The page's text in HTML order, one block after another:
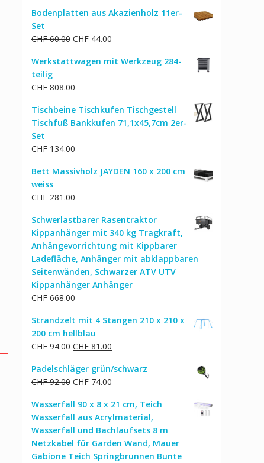
war:
ist:
Bodenplatten aus Akazienholz 11er-
Set
CHF60.00 Ursprünglicher
war:
CHF 44.00
ist:
Werkstattwagen mit Werkzeug 284-
teilig
CHF 808.00
Tischbeine Tischkufen Tischgestell
Tischfuß Bankkufen 71,1x45,7cm 2er-
Set
CHF 134.00
Bett Massivholz JAYDEN 160 x 200 cm
weiss
CHF 281.00
Schwerlastbarer Rasentraktor
Kippanhänger mit 340 kg Tragkraft,
Anhängevorrichtung mit Kippbarer
Ladefläche, Anhänger mit abklappbaren
Seitenwänden, Schwarzer ATV UTV
Kippanhänger Anhänger
CHF 668.00
Strandzelt mit 4 Stangen 210 x 210 x
200 cm hellblau
CHF94.00 Ursprünglicher
war:
CHF 94.00
CHF 81.00
ist:
CHF 81.00.
Padelschläger grün/schwarz
CHF92.00 Ursprünglicher
war:
CHF 92.00
CHF 74.00
ist:
CHF 74.00.
Wasserfall 90 x 8 x 21 cm, Teich
Wasserfall aus Acrylmaterial,
Wasserfall und Bachlaufsets 8 m
Netzkabel für Garden Wand, Mauer
Gabione Teich Springbrunnen Bunte